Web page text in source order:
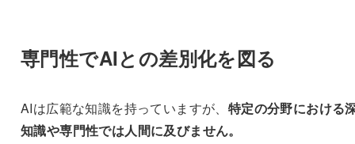
専門性でAIとの差別化を図る
AIは広範な知識を持っていますが、 特定の分野における
知識や専門性では人間に及びません。